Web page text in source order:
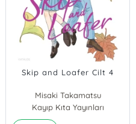
Skip and Loafer Cilt 4
Misaki Takamatsu
Kayıp Kıta Yayınları